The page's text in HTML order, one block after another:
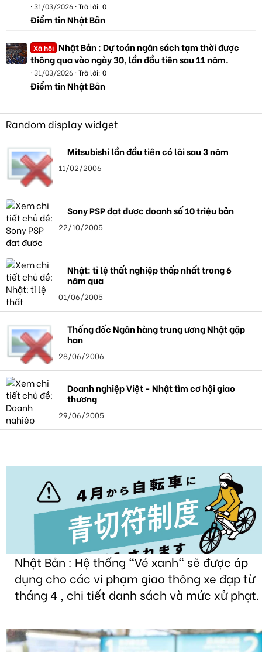
31/03/2026 Trả lời: 0
Điểm tin Nhật Bản
Xã hội Nhật Bản : Dự toán ngân sách tạm thời được
thông qua vào ngày 30, lần đầu tiên sau 11 năm.
31/03/2026 Trả lời: 0
Điểm tin Nhật Bản
Random display widget
Mitsubishi lần đầu tiên có lãi sau 3 năm
11/02/2006
Sony PSP đạt được doanh số 10 triệu bản
22/10/2005
Nhật: tỉ lệ thất nghiệp thấp nhất trong 6
năm qua
01/06/2005
Thống đốc Ngân hàng trung ương Nhật gặp
hạn
28/06/2006
Doanh nghiệp Việt - Nhật tìm cơ hội giao
thương
29/06/2005
Nhật Bản : Hệ thống "Vé xanh" sẽ được áp
dụng cho các vi phạm giao thông xe đạp từ
tháng 4 , chi tiết danh sách và mức xử phạt.